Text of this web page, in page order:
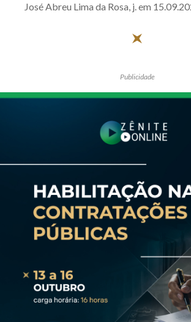
José Abreu Lima da Rosa, j. em
Publicidade